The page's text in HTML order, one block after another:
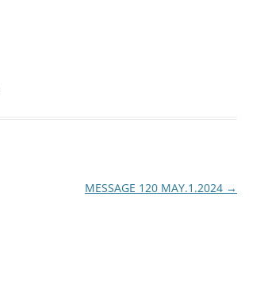
MESSAGE 120 MAY.1.2024 →